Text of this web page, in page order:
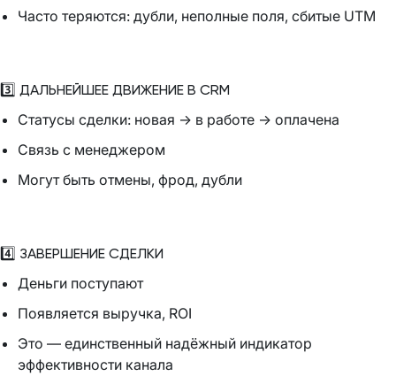
Часто теряются: дубли, неполные поля, сбитые UTM
3️⃣ ДАЛЬНЕЙШЕЕ ДВИЖЕНИЕ В CRM
Статусы сделки: новая → в работе → оплачена
Связь с менеджером
Могут быть отмены, фрод, дубли
4️⃣ ЗАВЕРШЕНИЕ СДЕЛКИ
Деньги поступают
Появляется выручка, ROI
Это — единственный надёжный индикатор
эффективности канала